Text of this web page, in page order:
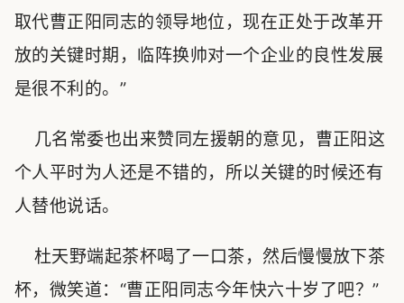
取代曹正阳同志的领导地位，现在正处于改革开
放的关键时期，临阵换帅对一个企业的良性发展
是很不利的。”
几名常委也出来赞同左援朝的意见，曹正阳这
个人平时为人还是不错的，所以关键的时候还有
人替他说话。
杜天野端起茶杯喝了一口茶，然后慢慢放下茶
杯，微笑道：“曹正阳同志今年快六十岁了吧？”